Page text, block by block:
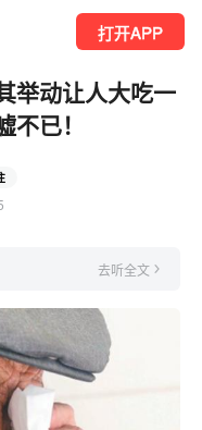
打开APP
举动让人大吃一
已！
去听全文